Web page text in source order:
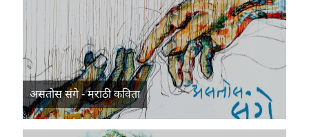
असतोस संगे - मराठी कविता